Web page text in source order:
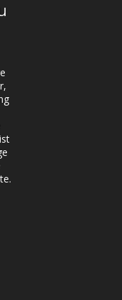
aksje
Åland